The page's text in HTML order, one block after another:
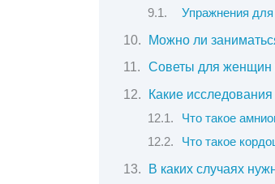
Упражнения
Можно ли
Советы для женщин
Какие
Что такое
Что такое
В каких случаях